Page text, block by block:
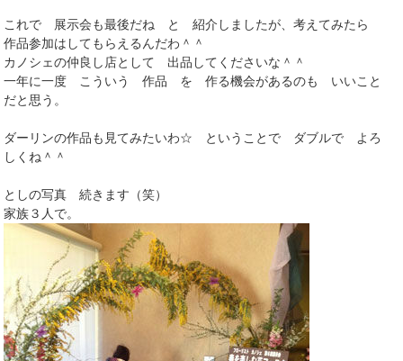
これで 展示会も最後だね と 紹介しましたが、考えてみたら
作品参加はしてもらえるんだわ＾＾
カノシェの仲良し店として 出品してくださいな＾＾
一年に一度 こういう 作品 を 作る機会があるのも いいこと
だと思う。
ダーリンの作品も見てみたいわ☆ ということで ダブルで よろ
しくね＾＾
としの写真 続きます（笑）
家族３人で。